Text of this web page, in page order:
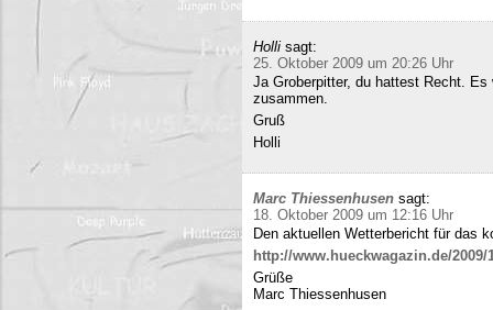
Holli sagt:
25. Oktober 2009 um 20:26 Uhr
Ja Groberpitter, du hattest Recht.
zusammen.
Gruß
Holli
Marc Thiessenhusen sagt:
18. Oktober 2009 um 12:16 Uhr
Den aktuellen Wetterbericht für das
http://www.hueckwagazin.de/2009/
Grüße
Marc Thiessenhusen